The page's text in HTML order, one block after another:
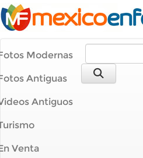
Modernas
Antiguas
Antiguos
Venta